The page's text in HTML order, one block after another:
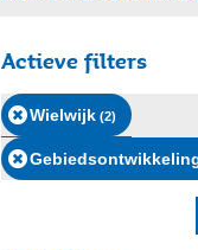
Actieve filters
Wielwijk (2)